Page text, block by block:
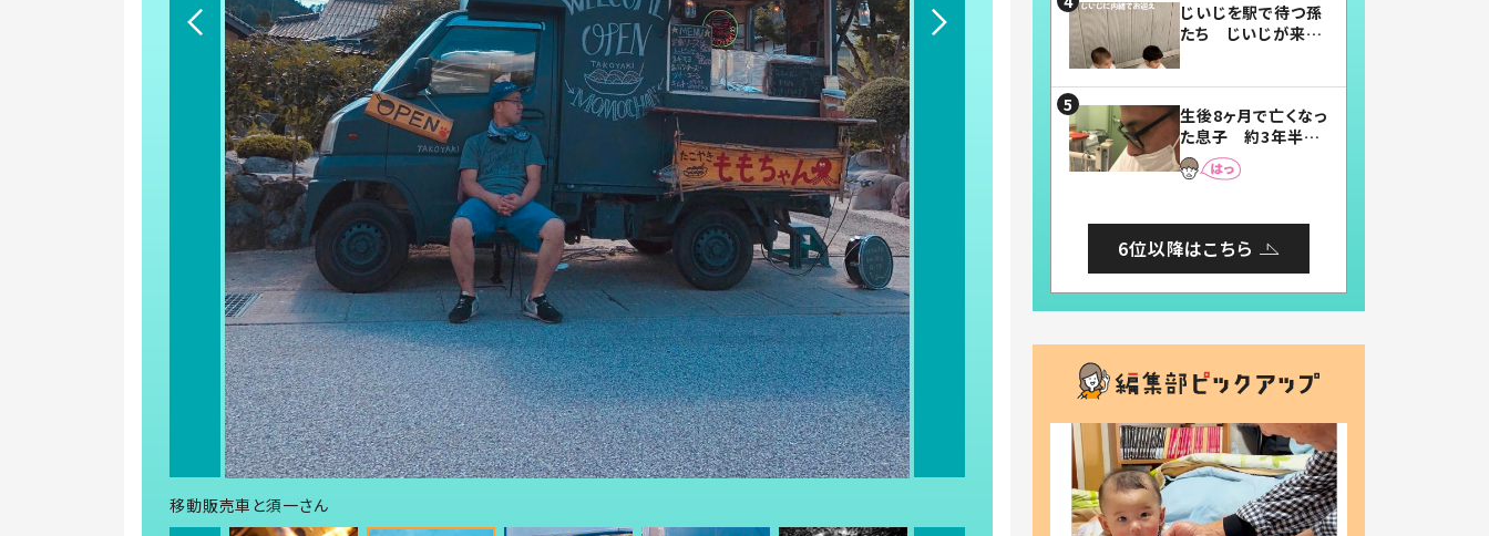
移動販売車と須一さん
じいじを駅で待つ孫
たち じいじが来た
まらない」「幸せにな
れる」
生後8ヶ月で亡くなっ
た息子 約3年半
後、当時の妻の日記
に書いてあった本音
6位以降はこちら